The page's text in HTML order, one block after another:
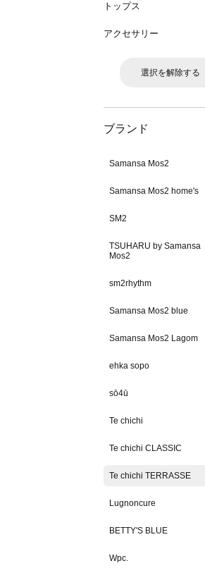
トップス
アクセサリー
選択を解除する
ブランド
Samansa Mos2
Samansa Mos2 home's
SM2
TSUHARU by Samansa
Mos2
sm2rhythm
Samansa Mos2 blue
Samansa Mos2 Lagom
ehka sopo
sō4ū
Te chichi
Te chichi CLASSIC
Te chichi TERRASSE
Lugnoncure
BETTY'S BLUE
Wpc.